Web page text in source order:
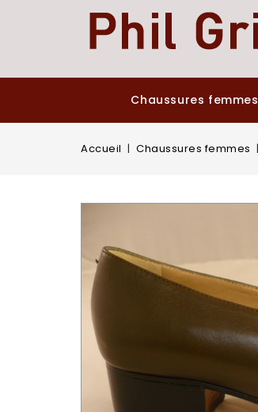
Chaussures femmes
Accueil Chaussures femmes
Panneau de gestion des cookies